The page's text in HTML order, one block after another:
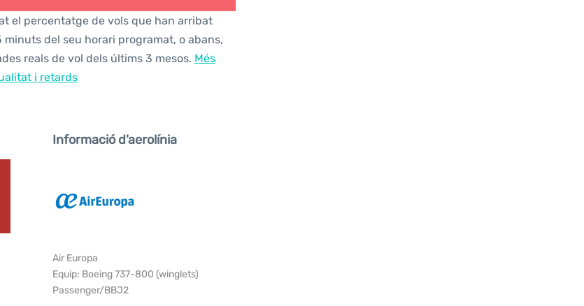
el percentatge de vols que han arribat
minuts del seu horari programat, o abans,
reals de vol dels últims 3 mesos. Més
i retards
Informació d'aerolínia
Air Europa
Equip: Boeing 737-800 (winglets)
Passenger/BBJ2